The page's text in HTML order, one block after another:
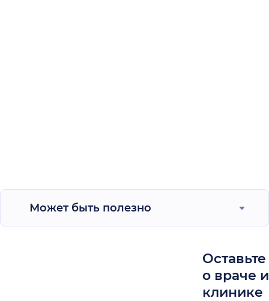
Может быть полезно
о враче
клинике